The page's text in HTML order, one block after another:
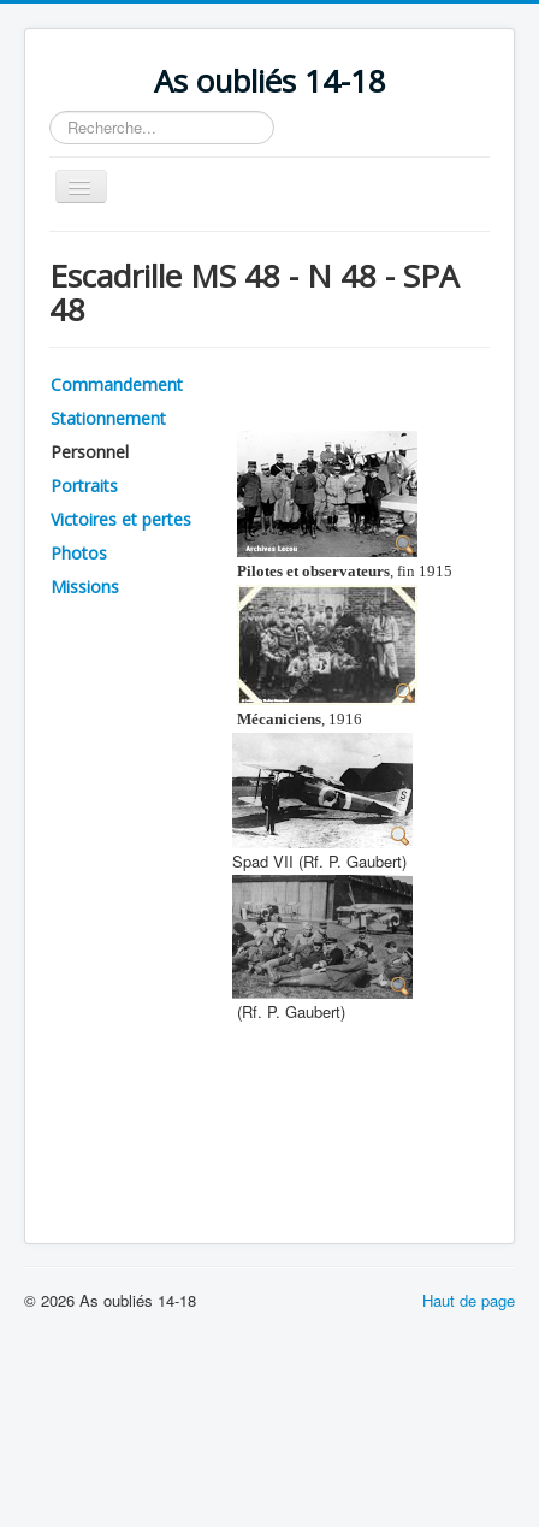
As oubliés 14-18
Rechercher
Basculer
la
Chronologie
Escadrilles
Avions
Personnels
Formation
Doctrines
Escadrille MS 48 - N 48 - SPA
48
Commandement
Stationnement
Personnel
Portraits
Victoires et pertes
Photos
Missions
Pilotes et observateurs, fin 1915
Mécaniciens, 1916
Spad VII (Rf. P. Gaubert)
(Rf. P. Gaubert)
Haut de page
© 2026 As oubliés 14-18